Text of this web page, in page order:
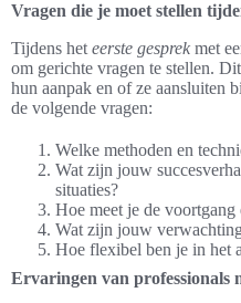
Vragen die je moet stellen
Tijdens het eerste gesprek met
om gerichte vragen te stellen.
hun aanpak en of ze aansluiten
de volgende vragen:
Welke methoden en
Wat zijn jouw
situaties?
Hoe meet je de voortgang
Wat zijn jouw
Hoe flexibel ben je in het
Ervaringen van professionals